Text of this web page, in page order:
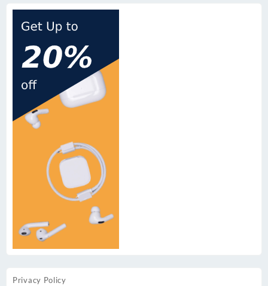
Privacy Policy